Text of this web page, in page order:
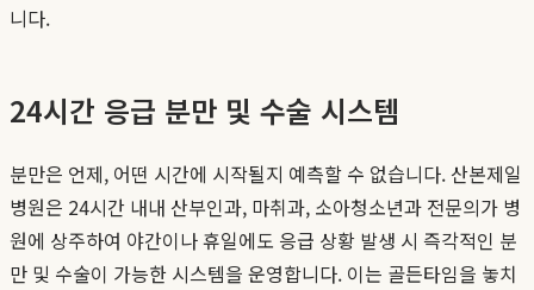
니다.
24시간 응급 분만 및 수술 시스템
분만은 언제, 어떤 시간에 시작될지 예측할 수 없습니다. 산본제일
병원은 24시간 내내 산부인과, 마취과, 소아청소년과 전문의가 병
원에 상주하여 야간이나 휴일에도 응급 상황 발생 시 즉각적인 분
만 및 수술이 가능한 시스템을 운영합니다. 이는 골든타임을 놓치